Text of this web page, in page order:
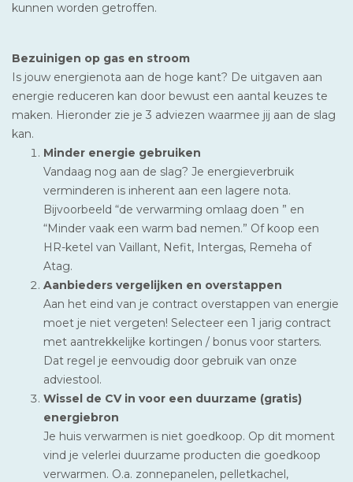
kunnen worden getroffen.
Bezuinigen op gas en stroom
Is jouw energienota aan de hoge kant? De uitgaven aan
energie reduceren kan door bewust een aantal keuzes te
maken. Hieronder zie je 3 adviezen waarmee jij aan de slag
kan.
Minder energie gebruiken
Vandaag nog aan de slag? Je energieverbruik
verminderen is inherent aan een lagere nota.
Bijvoorbeeld “de verwarming omlaag doen ” en
“Minder vaak een warm bad nemen.” Of koop een
HR-ketel van Vaillant, Nefit, Intergas, Remeha of
Atag.
Aanbieders vergelijken en overstappen
Aan het eind van je contract overstappen van energie
moet je niet vergeten! Selecteer een 1 jarig contract
met aantrekkelijke kortingen / bonus voor starters.
Dat regel je eenvoudig door gebruik van onze
adviestool.
Wissel de CV in voor een duurzame (gratis)
energiebron
Je huis verwarmen is niet goedkoop. Op dit moment
vind je velerlei duurzame producten die goedkoop
verwarmen. O.a. zonnepanelen, pelletkachel,